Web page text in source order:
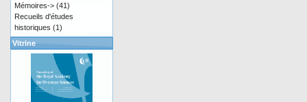
Mémoires-> (41)
Recueils d'études
historiques (1)
Vitrine